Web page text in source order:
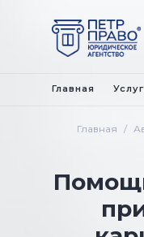
Главная /
Главная